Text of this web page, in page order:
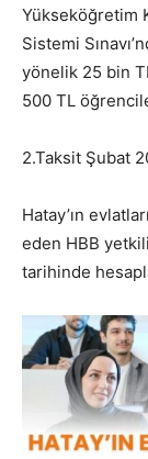
Yükseköğretim
Sistemi
yönelik 25 bin
500 TL
2.Taksit Şubat
Hatay’ın
eden HBB
tarihinde